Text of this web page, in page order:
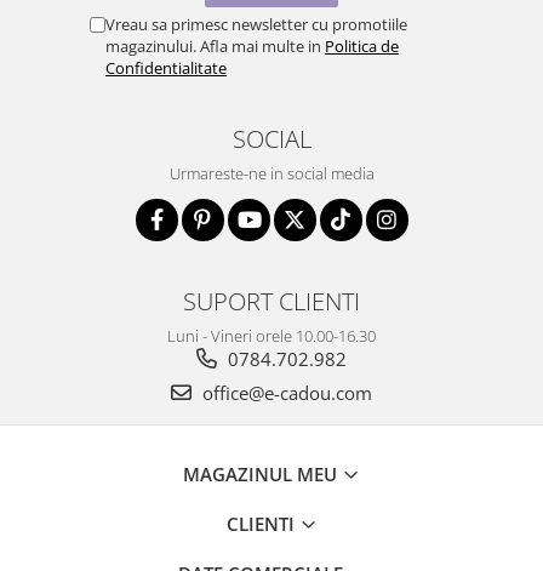
Vreau sa primesc newsletter cu promotiile
magazinului. Afla mai multe in Politica de
Confidentialitate
SOCIAL
Urmareste-ne in social media
SUPORT CLIENTI
Luni - Vineri orele 10.00-16.30
0784.702.982
office@e-cadou.com
MAGAZINUL MEU
CLIENTI